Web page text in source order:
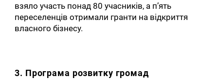
взяло участь понад 80 учасників, а п’ять
переселенців отримали гранти на відкриття
власного бізнесу.
3. Програма розвитку громад